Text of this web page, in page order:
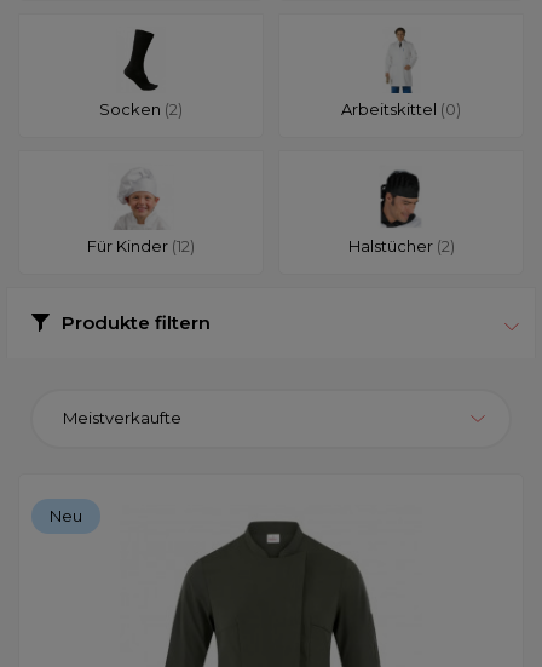
Socken (2) Arbeitskittel (0)
Für Kinder (12) Halstücher (2)
Produkte filtern
Meistverkaufte
Neu